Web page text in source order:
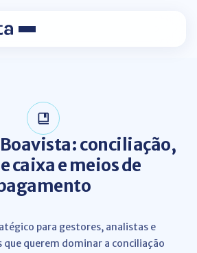
conciliação,
caixa e meios de
para gestores, analistas e
que querem dominar a conciliação